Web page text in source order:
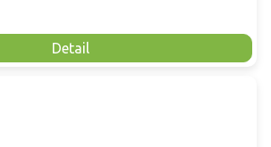
Detail